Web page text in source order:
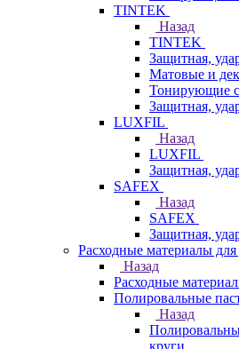
TINTEK
Назад
TINTEK
Защитная,
Матовые и
Тонирующие
Защитная,
LUXFIL
Назад
LUXFIL
Защитная,
SAFEX
Назад
SAFEX
Защитная,
Расходные материалы для
Назад
Расходные
Полировальные
Назад
круги